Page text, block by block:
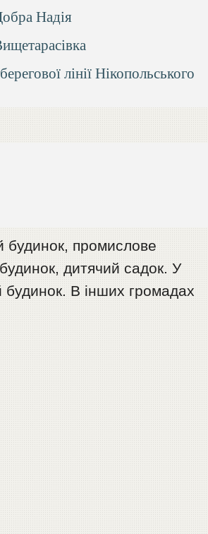
Надія
лінії Нікопольського
будинок, промислове
дитячий садок. У
В інших громадах